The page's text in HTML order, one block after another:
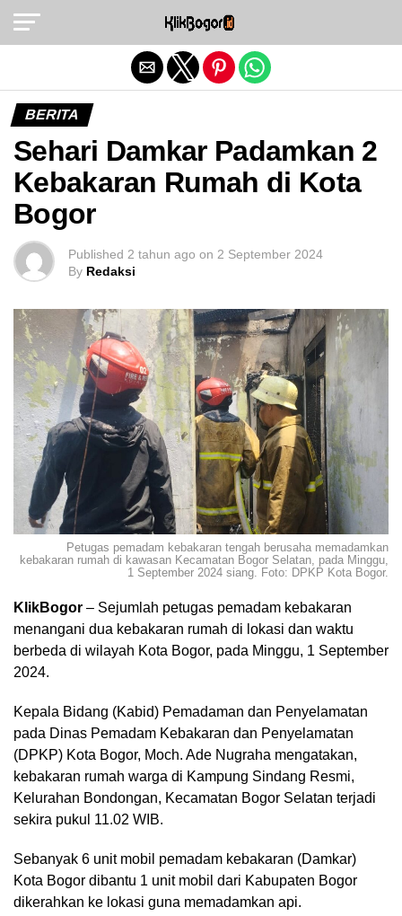
BERITA
Sehari Damkar Padamkan 2
Kebakaran Rumah di Kota
Bogor
Published 2 tahun ago on 2 September 2024
By Redaksi
Petugas pemadam kebakaran tengah berusaha memadamkan
kebakaran rumah di kawasan Kecamatan Bogor Selatan, pada Minggu,
1 September 2024 siang. Foto: DPKP Kota Bogor.
KlikBogor – Sejumlah petugas pemadam kebakaran
menangani dua kebakaran rumah di lokasi dan waktu
berbeda di wilayah Kota Bogor, pada Minggu, 1 September
2024.
Kepala Bidang (Kabid) Pemadaman dan Penyelamatan
pada Dinas Pemadam Kebakaran dan Penyelamatan
(DPKP) Kota Bogor, Moch. Ade Nugraha mengatakan,
kebakaran rumah warga di Kampung Sindang Resmi,
Kelurahan Bondongan, Kecamatan Bogor Selatan terjadi
sekira pukul 11.02 WIB.
Sebanyak 6 unit mobil pemadam kebakaran (Damkar)
Kota Bogor dibantu 1 unit mobil dari Kabupaten Bogor
dikerahkan ke lokasi guna memadamkan api.
Exit mobile version